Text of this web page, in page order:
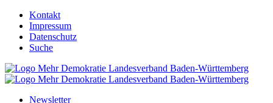
Kontakt
Impressum
Datenschutz
Suche
Newsletter